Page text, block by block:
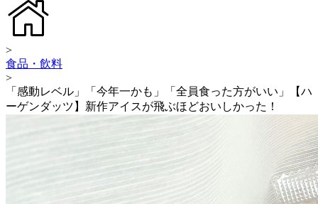
>
食品・飲料
>
「感動レベル」「今年一かも」「全員食った方がいい」【ハ
ーゲンダッツ】新作アイスが飛ぶほどおいしかった！